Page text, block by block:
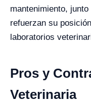
mantenimiento,
refuerzan su
laboratorios
Pros y
Veterinaria